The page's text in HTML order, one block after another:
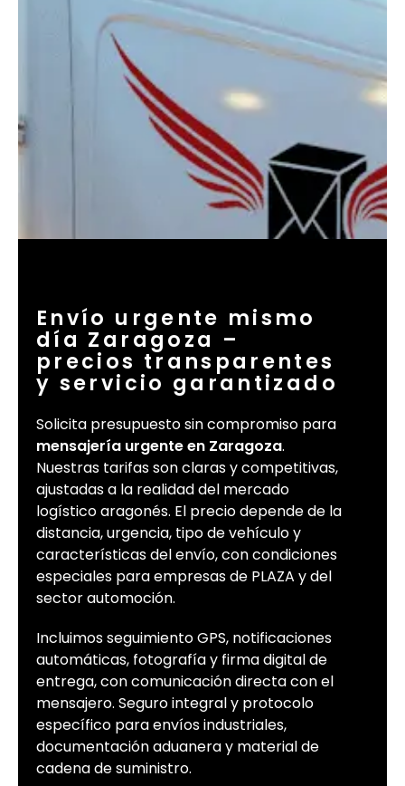
Envío urgente mismo
día Zaragoza –
precios transparentes
y servicio garantizado
Solicita presupuesto sin compromiso para
mensajería urgente en Zaragoza.
Nuestras tarifas son claras y competitivas,
ajustadas a la realidad del mercado
logístico aragonés. El precio depende de la
distancia, urgencia, tipo de vehículo y
características del envío, con condiciones
especiales para empresas de PLAZA y del
sector automoción.
Incluimos seguimiento GPS, notificaciones
automáticas, fotografía y firma digital de
entrega, con comunicación directa con el
mensajero. Seguro integral y protocolo
específico para envíos industriales,
documentación aduanera y material de
cadena de suministro.